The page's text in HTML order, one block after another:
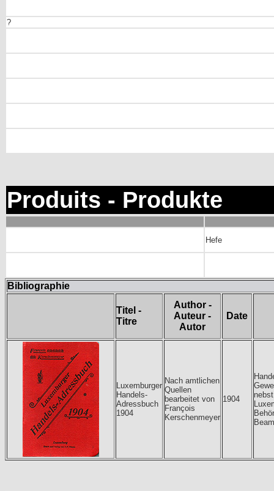
?
Produits - Produkte
Hefe
Bibliographie
Titel -
Titre
Author -
Auteur -
Autor
Date
Luxemburger
Handels-
Adressbuch
1904
Nach amtlichen
Quellen
bearbeitet von
François
Kerschenmeyer
1904